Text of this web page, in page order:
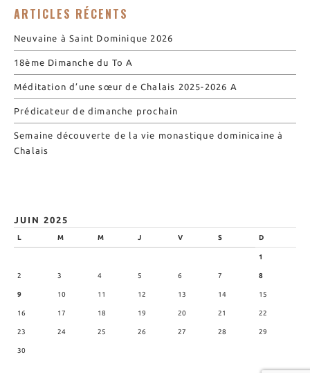
ARTICLES RÉCENTS
Neuvaine à Saint Dominique 2026
18ème Dimanche du To A
Méditation d’une sœur de Chalais 2025-2026 A
Prédicateur de dimanche prochain
Semaine découverte de la vie monastique dominicaine à
Chalais
JUIN 2025
L M M J V S D
1
2 3 4 5 6 7 8
9 10 11 12 13 14 15
16 17 18 19 20 21 22
23 24 25 26 27 28 29
30